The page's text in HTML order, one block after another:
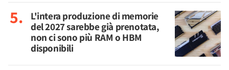
L'intera produzione di memorie
del 2027 sarebbe già prenotata,
non ci sono più RAM o HBM
disponibili